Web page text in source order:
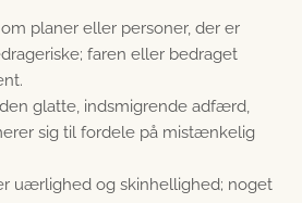
planer eller personer, der er
faren eller bedraget
glatte, indsmigrende adfærd,
sig til fordele på mistænkelig
uærlighed og skinhellighed; noget